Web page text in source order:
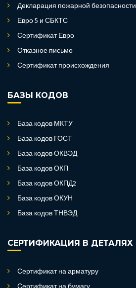
Декларация пожарной безопасности
Евро 5 и СБКТС
Сертификат Евро
Отказное письмо
Сертификат происхождения
БАЗЫ КОДОВ
База кодов МКТУ
База кодов ГОСТ
База кодов ОКВЭД
База кодов ОКП
База кодов ОКПД2
База кодов ОКУН
База кодов ТНВЭД
СЕРТИФИКАЦИЯ В ДЕТАЛЯХ
Сертификат на арматуру